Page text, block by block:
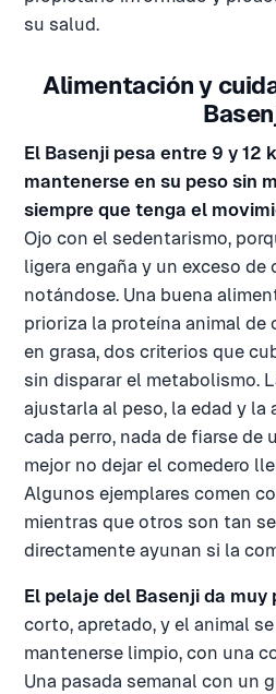
su salud.
Alimentación y
El Basenji pesa entre 9 y 12
mantenerse en su peso sin
siempre que tenga el
Ojo con el sedentarismo,
ligera engaña y un exceso de
notándose. Una buena
prioriza la proteína animal de
en grasa, dos criterios que
sin disparar el metabolismo.
ajustarla al peso, la edad y la
cada perro, nada de fiarse de
mejor no dejar el comedero
Algunos ejemplares comen
mientras que otros son tan
directamente ayunan si la
El pelaje del Basenji da muy
corto, apretado, y el animal
mantenerse limpio, con una
Una pasada semanal con un